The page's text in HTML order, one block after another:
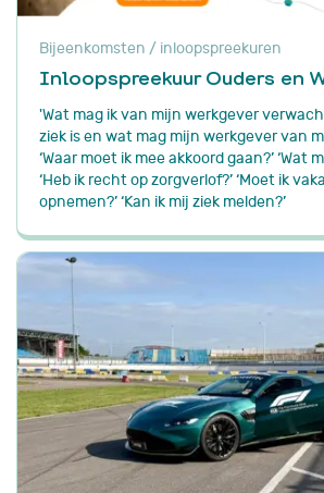
Bijeenkomsten / inloopspreekuren
Inloopspreekuur Ouders en
'Wat mag ik van mijn werkgever
ziek is en wat mag mijn werkgever van
‘Waar moet ik mee akkoord gaan?’ ‘Wat
‘Heb ik recht op zorgverlof?’ ‘Moet ik
opnemen?’ ‘Kan ik mij ziek melden?’